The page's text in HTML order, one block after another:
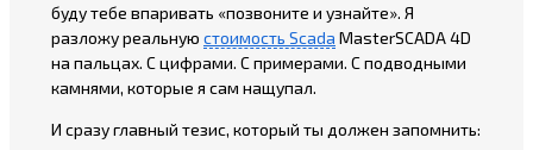
буду тебе впаривать «позвоните и узнайте». Я
разложу реальную стоимость Scada MasterSCADA 4D
на пальцах. С цифрами. С примерами. С подводными
камнями, которые я сам нащупал.
И сразу главный тезис, который ты должен запомнить: